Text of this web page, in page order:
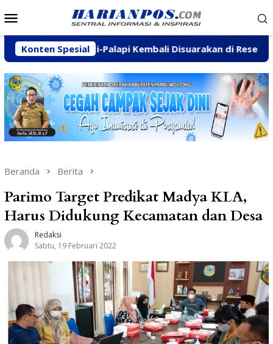
ke
Mobile
Konten Spesial
Palapi Kembali Disuarakan di Reses Mastulah
Beranda Berita
Parimo Target Predikat Madya KLA,
Harus Didukung Kecamatan dan Desa
Redaksi
Sabtu, 19 Februari 2022